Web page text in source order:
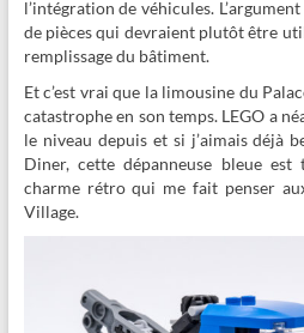
l’intégration de véhicules.
de pièces qui devraient plutôt être
remplissage du bâtiment.
Et c’est vrai que la limousine du
catastrophe en son temps. LEGO a
le niveau depuis et si j’aimais déjà
Diner, cette dépanneuse bleue
charme rétro qui me fait penser
Village.